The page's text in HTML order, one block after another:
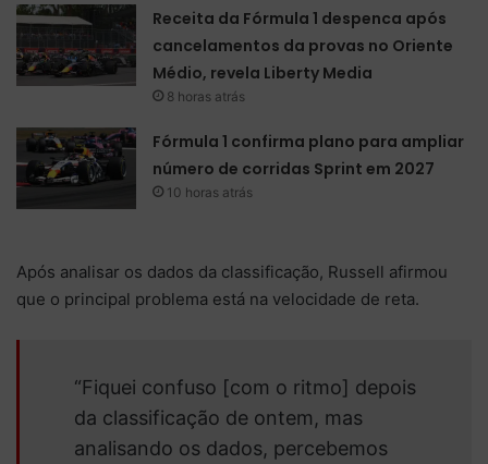
Receita da Fórmula 1 despenca após
cancelamentos da provas no Oriente
Médio, revela Liberty Media
8 horas atrás
Fórmula 1 confirma plano para ampliar
número de corridas Sprint em 2027
10 horas atrás
Após analisar os dados da classificação, Russell afirmou
que o principal problema está na velocidade de reta.
“Fiquei confuso [com o ritmo] depois
da classificação de ontem, mas
analisando os dados, percebemos